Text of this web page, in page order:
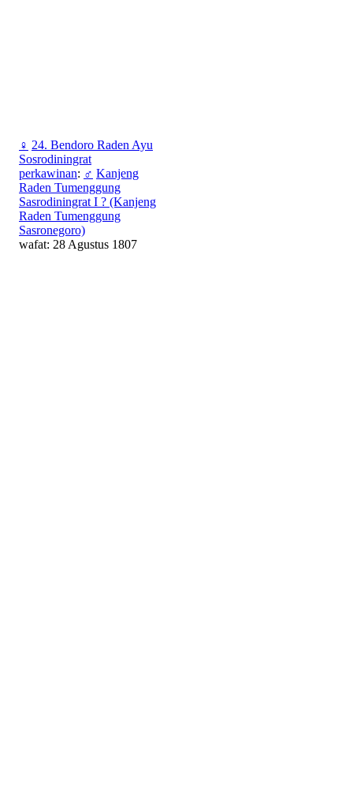
♀ 24. Bendoro Raden Ayu
Sosrodiningrat
perkawinan: ♂ Kanjeng
Raden Tumenggung
Sasrodiningrat I ? (Kanjeng
Raden Tumenggung
Sasronegoro)
wafat: 28 Agustus 1807